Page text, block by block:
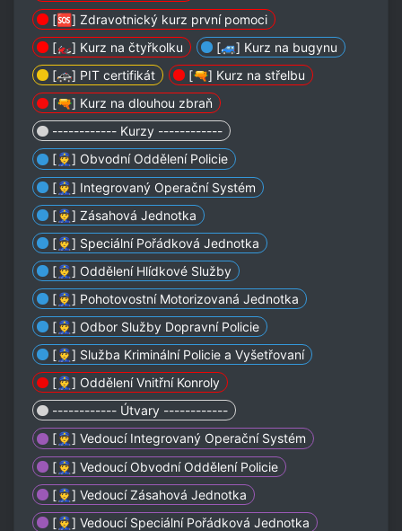
[🆘] Zdravotnický kurz první pomoci
[🏍️] Kurz na čtyřkolku
[🚙] Kurz na bugynu
[🚓] PIT certifikát
[🔫] Kurz na střelbu
[🔫] Kurz na dlouhou zbraň
------------ Kurzy ------------
[👮] Obvodní Oddělení Policie
[👮] Integrovaný Operační Systém
[👮] Zásahová Jednotka
[👮] Speciální Pořádková Jednotka
[👮] Oddělení Hlídkové Služby
[👮] Pohotovostní Motorizovaná Jednotka
[👮] Odbor Služby Dopravní Policie
[👮] Služba Kriminální Policie a Vyšetřovaní
[👮] Oddělení Vnitřní Konroly
------------ Útvary ------------
[👮] Vedoucí Integrovaný Operační Systém
[👮] Vedoucí Obvodní Oddělení Policie
[👮] Vedoucí Zásahová Jednotka
[👮] Vedoucí Speciální Pořádková Jednotka